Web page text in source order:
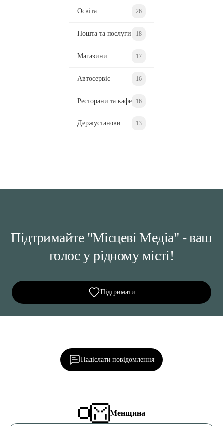
Освіта 26
Пошта та послуги 18
Магазини 17
Автосервіс 16
Ресторани та кафе 16
Держустанови 13
Підтримайте "Місцеві Медіа" - ваш
голос у рідному місті!
Підтримати
Надіслати повідомлення
Менщина